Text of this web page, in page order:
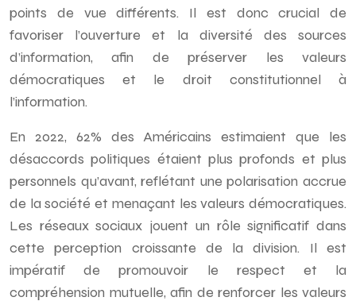
points de vue différents. Il est donc crucial de
favoriser l’ouverture et la diversité des sources
d’information, afin de préserver les valeurs
démocratiques et le droit constitutionnel à
l’information.
En 2022, 62% des Américains estimaient que les
désaccords politiques étaient plus profonds et plus
personnels qu’avant, reflétant une polarisation accrue
de la société et menaçant les valeurs démocratiques.
Les réseaux sociaux jouent un rôle significatif dans
cette perception croissante de la division. Il est
impératif de promouvoir le respect et la
compréhension mutuelle, afin de renforcer les valeurs